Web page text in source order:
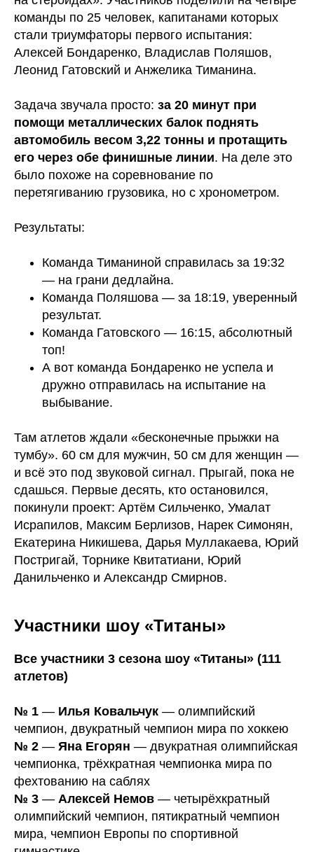
команды по 25 человек, капитанами которых
стали триумфаторы первого испытания:
Алексей Бондаренко, Владислав Поляшов,
Леонид Гатовский и Анжелика Тиманина.
Задача звучала просто: за 20 минут при
помощи металлических балок поднять
автомобиль весом 3,22 тонны и протащить
его через обе финишные линии. На деле это
было похоже на соревнование по
перетягиванию грузовика, но с хронометром.
Результаты:
Команда Тиманиной справилась за 19:32
— на грани дедлайна.
Команда Поляшова — за 18:19, уверенный
результат.
Команда Гатовского — 16:15, абсолютный
топ!
А вот команда Бондаренко не успела и
дружно отправилась на испытание на
выбывание.
Там атлетов ждали «бесконечные прыжки на
тумбу». 60 см для мужчин, 50 см для женщин —
и всё это под звуковой сигнал. Прыгай, пока не
сдашься. Первые десять, кто остановился,
покинули проект: Артём Сильченко, Умалат
Исрапилов, Максим Берлизов, Нарек Симонян,
Екатерина Никишева, Дарья Муллакаева, Юрий
Постригай, Торнике Квитатиани, Юрий
Данильченко и Александр Смирнов.
Участники шоу «Титаны»
Все участники 3 сезона шоу «Титаны» (111
атлетов)
№ 1 — Илья Ковальчук — олимпийский
чемпион, двукратный чемпион мира по хоккею
№ 2 — Яна Егорян — двукратная олимпийская
чемпионка, трёхкратная чемпионка мира по
фехтованию на саблях
№ 3 — Алексей Немов — четырёхкратный
олимпийский чемпион, пятикратный чемпион
мира, чемпион Европы по спортивной